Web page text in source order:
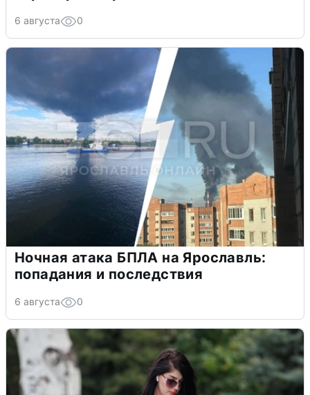
6 августа 0
Ночная атака БПЛА на Ярославль:
попадания и последствия
6 августа 0